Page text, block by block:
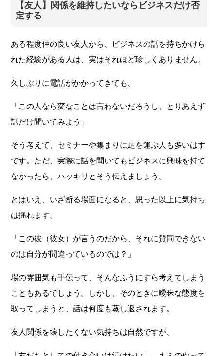
【友人】関係を維持したいならビジネスだけ否
定する
ある程度仲の良い友人から、ビジネスの話を持ちかけら
れた経験がある人は、実はそれほど珍しくありません。
久しぶりに電話がかかってきても、
「この人なら変なことは言わないだろうし、とりあえず
話だけ聞いてみよう」
そう考えて、セミナーや集まりに足を運ぶ人も多いはず
です。ただ、実際に話を聞いてもビジネスに興味を持て
なかったら、ハッキリとそう伝えましょう。
とはいえ、いざ断る場面になると、思った以上に気持ち
は揺れます。
「この彼（彼女）が言うのだから、それに賛同できない
のは自分が間違っているのでは？」
場の雰囲気も手伝って、そんなふうにすら考えてしまう
こともあるでしょう。しかし、そのときに曖昧な態度を
取ってしまうと、話は何度も蒸し返されます。
友人関係を壊したくない気持ちは自然ですが、